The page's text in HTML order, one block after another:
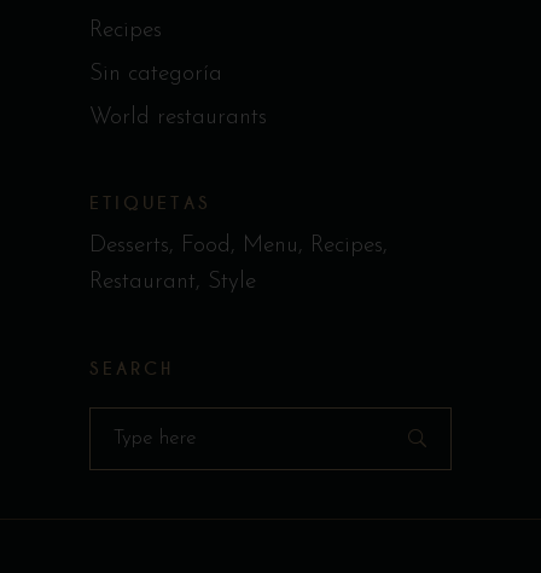
Recipes
Sin categoría
World restaurants
ETIQUETAS
Desserts Food Menu
Recipes
Restaurant
Style
SEARCH
Search